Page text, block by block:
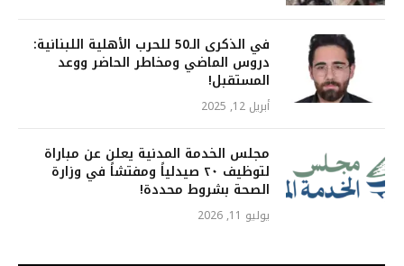
في الذكرى الـ50 للحرب الأهلية اللبنانية:
دروس الماضي ومخاطر الحاضر ووعد
المستقبل!
أبريل 12, 2025
مجلس الخدمة المدنية يعلن عن مباراة
لتوظيف ٢٠ صيدلياً ومفتشاً في وزارة
الصحة بشروط محددة!
يوليو 11, 2026